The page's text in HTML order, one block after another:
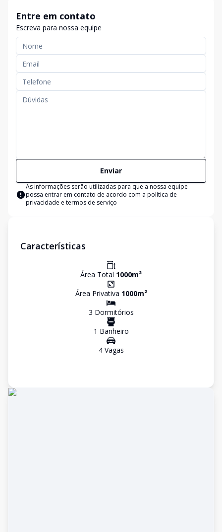
Entre em contato
Escreva para nossa equipe
Enviar
As informações serão utilizadas para que a nossa equipe
possa entrar em contato de acordo com a política de
privacidade e termos de serviço
Características
Área Total 1000m²
Área Privativa 1000m²
3 Dormitórios
1 Banheiro
4Vagas